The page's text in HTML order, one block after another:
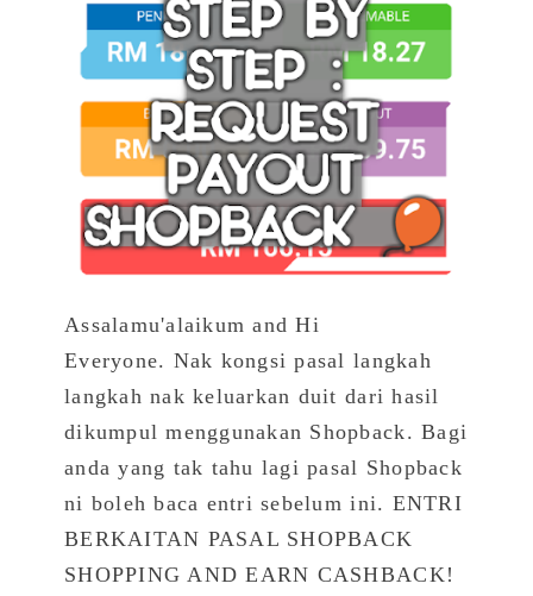
Assalamu'alaikum and Hi
Everyone. Nak kongsi pasal langkah
langkah nak keluarkan duit dari hasil
dikumpul menggunakan Shopback. Bagi
anda yang tak tahu lagi pasal Shopback
ni boleh baca entri sebelum ini. ENTRI
BERKAITAN PASAL SHOPBACK
SHOPPING AND EARN CASHBACK!